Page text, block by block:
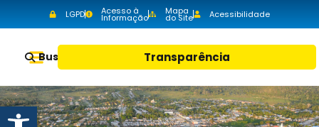
Abrir a barra de ferramentas
LGPD Acesso à
Informação
Mapa
do Site Acessibilidade
Buscar Transparência